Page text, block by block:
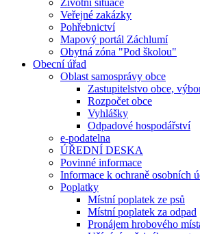
Životní situace
Veřejné zakázky
Pohřebnictví
Mapový portál Záchlumí
Obytná zóna "Pod školou"
Obecní úřad
Oblast samosprávy obce
Zastupitelstvo obce,
Rozpočet obce
Vyhlášky
Odpadové hospodářství
e-podatelna
ÚŘEDNÍ DESKA
Povinné informace
Informace k ochraně osobních
Poplatky
Místní poplatek ze psů
Místní poplatek za odpad
Pronájem hrobového